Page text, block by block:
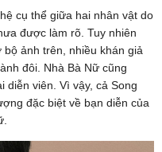
cụ thể giữa hai nhân vật do
được làm rõ. Tuy nhiên
ảnh trên, nhiều khán giả
đôi. Nhà Bà Nữ cũng
diễn viên. Vì vậy, cả Song
đặc biệt về bạn diễn của